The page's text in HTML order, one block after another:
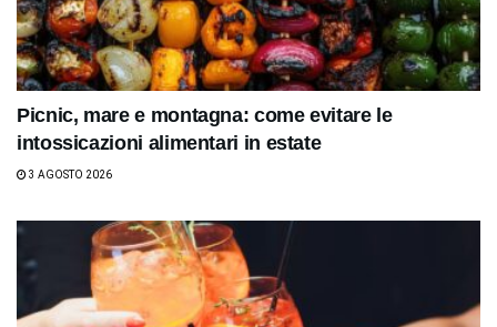
Picnic, mare e montagna: come evitare le
intossicazioni alimentari in estate
3 AGOSTO 2026